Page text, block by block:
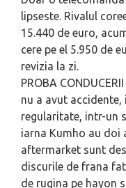
lipseste. Rivalul
15.440 de euro,
cere pe el 5.950 de
revizia la zi.
PROBA CONDUCERII
nu a avut
regularitate, intr-un
iarna Kumho au doi
aftermarket sunt
discurile de frana
de rugina pe hayon